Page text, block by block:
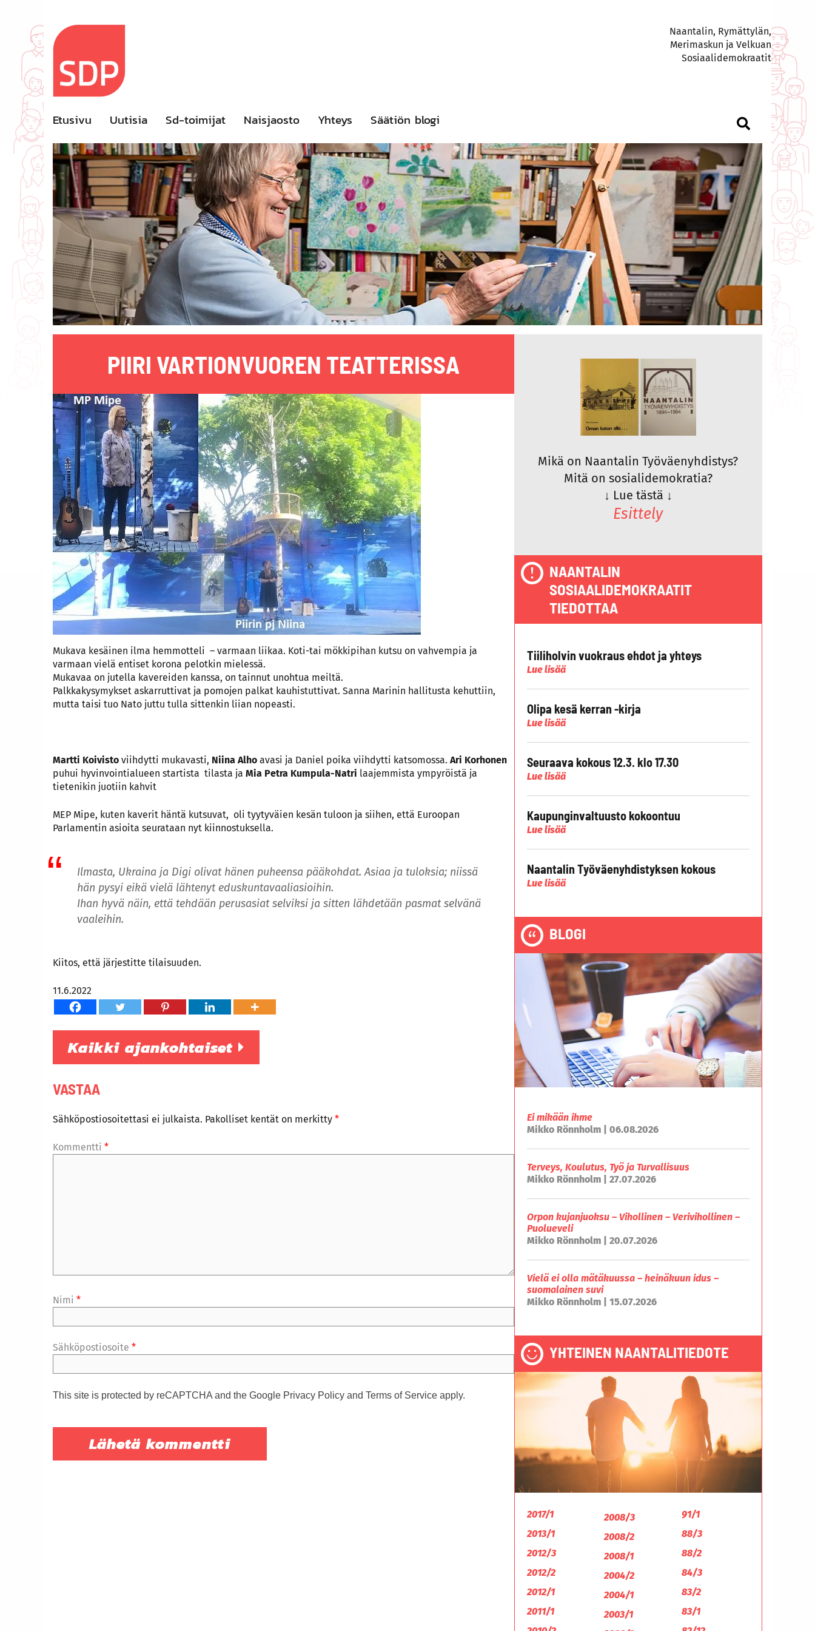
content
Naantalin, Rymättylän,
Merimaskun ja Velkuan
Sosiaalidemokraatit
Etusivu Uutisia Sd-toimijat Naisjaosto Yhteys Säätiön blogi
PIIRI VARTIONVUOREN TEATTERISSA
Mukava kesäinen ilma hemmotteli – varmaan liikaa. Koti-tai mökkipihan kutsu on vahvempia ja
varmaan vielä entiset korona pelotkin mielessä.
Mukavaa on jutella kavereiden kanssa, on tainnut unohtua meiltä.
Palkkakysymykset askarruttivat ja pomojen palkat kauhistuttivat. Sanna Marinin hallitusta kehuttiin,
mutta taisi tuo Nato juttu tulla sittenkin liian nopeasti.
Martti Koivisto viihdytti mukavasti, Niina Alho avasi ja Daniel poika viihdytti katsomossa. Ari Korhonen
puhui hyvinvointialueen startista tilasta ja Mia Petra Kumpula-Natri laajemmista ympyröistä ja
tietenikin juotiin kahvit
MEP Mipe, kuten kaverit häntä kutsuvat, oli tyytyväien kesän tuloon ja siihen, että Euroopan
Parlamentin asioita seurataan nyt kiinnostuksella.
Ilmasta, Ukraina ja Digi olivat hänen puheensa pääkohdat. Asiaa ja tuloksia; niissä
hän pysyi eikä vielä lähtenyt eduskuntavaaliasioihin.
Ihan hyvä näin, että tehdään perusasiat selviksi ja sitten lähdetään pasmat selvänä
vaaleihin.
Kiitos, että järjestitte tilaisuuden.
11.6.2022
Kaikki ajankohtaiset
VASTAA
Sähköpostiosoitettasi ei julkaista. Pakolliset kentät on merkitty *
Kommentti *
Nimi *
Sähköpostiosoite *
This site is protected by reCAPTCHA and the Google Privacy Policy and Terms of Service apply.
Mikä on Naantalin Työväenyhdistys?
Mitä on sosialidemokratia?
↓ Lue tästä ↓
Esittely
NAANTALIN
SOSIAALIDEMOKRAATIT
TIEDOTTAA
Tiiliholvin vuokraus ehdot ja yhteys
Lue lisää
Olipa kesä kerran -kirja
Lue lisää
Seuraava kokous 12.3. klo 17.30
Lue lisää
Kaupunginvaltuusto kokoontuu
Lue lisää
Naantalin Työväenyhdistyksen kokous
Lue lisää
BLOGI
Ei mikään ihme
Mikko Rönnholm | 06.08.2026
Terveys, Koulutus, Työ ja Turvallisuus
Mikko Rönnholm | 27.07.2026
Orpon kujanjuoksu – Vihollinen – Verivihollinen –
Puolueveli
Mikko Rönnholm | 20.07.2026
Vielä ei olla mätäkuussa – heinäkuun idus –
suomalainen suvi
Mikko Rönnholm | 15.07.2026
YHTEINEN NAANTALITIEDOTE
2017/1
2013/1
2012/3
2012/2
2012/1
2011/1
2008/3
2008/2
2008/1
2004/2
2004/1
2003/1
91/1
88/3
88/2
84/3
83/2
83/1